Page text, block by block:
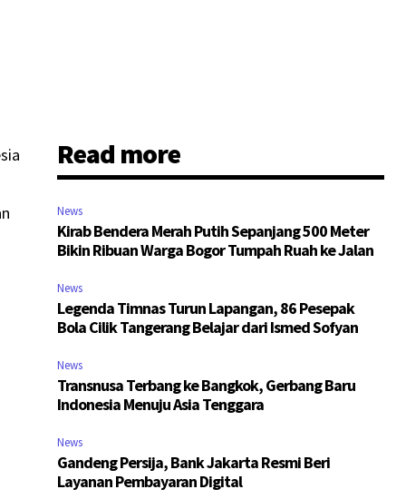
Read more
News
Kirab Bendera Merah Putih Sepanjang 500 Meter
Bikin Ribuan Warga Bogor Tumpah Ruah ke Jalan
News
Legenda Timnas Turun Lapangan, 86 Pesepak
Bola Cilik Tangerang Belajar dari Ismed Sofyan
News
Transnusa Terbang ke Bangkok, Gerbang Baru
Indonesia Menuju Asia Tenggara
News
Gandeng Persija, Bank Jakarta Resmi Beri
Layanan Pembayaran Digital